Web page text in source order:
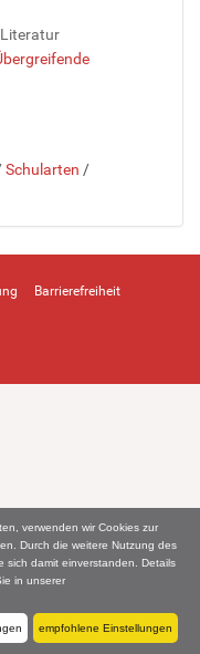
verwenden wir Cookies zur
Durch die weitere Nutzung des
sich damit einverstanden. Details
in unserer
empfohlene Einstellungen
Schularten /
Barrierefreiheit